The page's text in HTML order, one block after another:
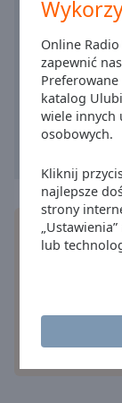
Online
zapewnić
katalog
wiele innych
osobowych.
Kliknij
najlepsze
strony
lub
Background
Opacity
Family
Instałuj
swego